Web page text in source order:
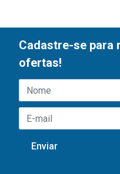
Cadastre-se para
ofertas!